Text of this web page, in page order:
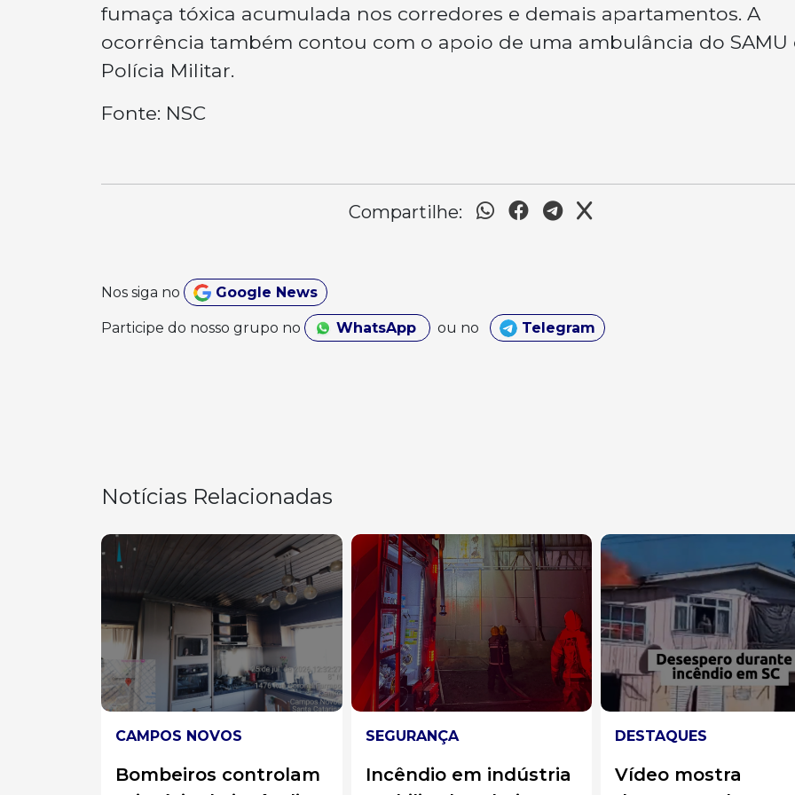
fumaça tóxica acumulada nos corredores e demais apartamentos. A
ocorrência também contou com o apoio de uma ambulância do SAMU
Polícia Militar.
Fonte: NSC
Compartilhe:
Nos siga no Google News
Participe do nosso grupo no WhatsApp ou no Telegram
Notícias Relacionadas
SEGURANÇA
Incêndio em indústria
DESTAQUES
Vídeo mostra
SEGURANÇA
Polícia investiga